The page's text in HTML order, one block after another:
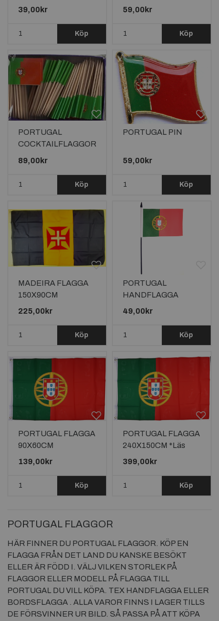
15X10CM
39,00kr
Köp
59,00kr
Köp
PORTUGAL
COCKTAILFLAGGOR
89,00kr
Köp
PORTUGAL PIN
59,00kr
Köp
MADEIRA FLAGGA
150X90CM
225,00kr
Köp
PORTUGAL
HANDFLAGGA
23X15CM
49,00kr
Köp
PORTUGAL FLAGGA
90X60CM
139,00kr
Köp
PORTUGAL FLAGGA
240X150CM *Läs
beskrivningen*
399,00kr
Köp
PORTUGAL FLAGGOR
HÄR FINNER DU PORTUGAL FLAGGOR. KÖP EN
FLAGGA FRÅN DET LAND DU KANSKE BESÖKT
ELLER ÄR FÖDD I. VÄLJ VILKEN STORLEK PÅ
FLAGGOR ELLER MODELL PÅ FLAGGA TILL
PORTUGAL DU VILL KÖPA. TEX HANDFLAGGA ELLER
BORDSFLAGGA . ALLA VAROR FINNS I LAGER TILLS
DE FÖRSVINNER UR BILD. SÅ PASSA PÅ ATT KÖPA